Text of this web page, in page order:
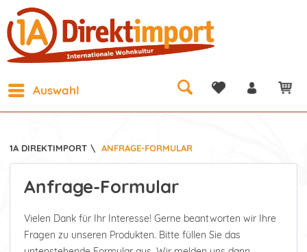
Auswahl
1A DIREKTIMPORT \ ANFRAGE-FORMULAR
Anfrage-Formular
Vielen Dank für Ihr Interesse! Gerne beantworten wir Ihre
Fragen zu unseren Produkten. Bitte füllen Sie das